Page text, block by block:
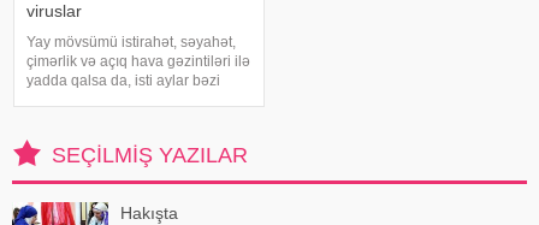
viruslar
Yay mövsümü istirahət, səyahət,
çimərlik və açıq hava gəzintiləri ilə
yadda qalsa da, isti aylar bəzi
Buna səbəb təkcə yüksək
temperatur deyil. Açıq havad
SEÇILMIŞ YAZILAR
Hakışta